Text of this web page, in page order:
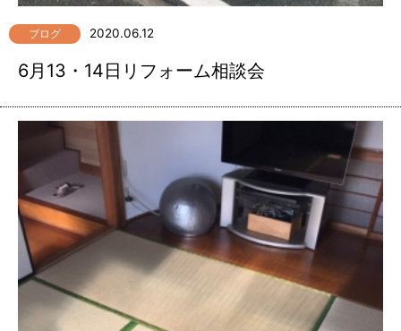
ブログ 2020.06.12
6月13・14日リフォーム相談会